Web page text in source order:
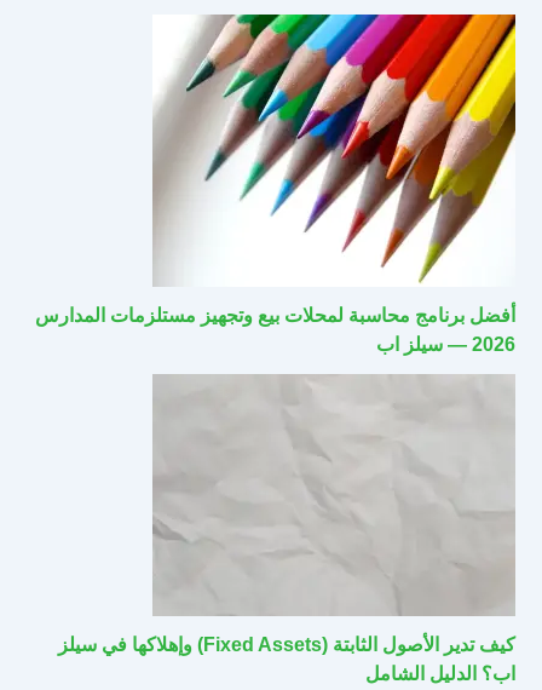
أفضل برنامج محاسبة لمحلات بيع وتجهيز مستلزمات المدارس
2026 — سيلز اب
كيف تدير الأصول الثابتة (Fixed Assets) وإهلاكها في سيلز
اب؟ الدليل الشامل